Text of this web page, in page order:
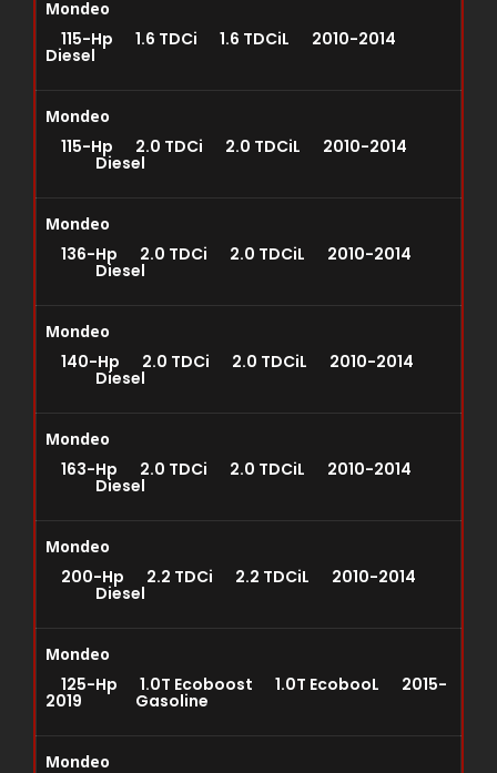
Mondeo
115-Hp 1.6 TDCi 1.6 TDCiL 2010-2014
Diesel
Mondeo
115-Hp 2.0 TDCi 2.0 TDCiL 2010-2014
Diesel
Mondeo
136-Hp 2.0 TDCi 2.0 TDCiL 2010-2014
Diesel
Mondeo
140-Hp 2.0 TDCi 2.0 TDCiL 2010-2014
Diesel
Mondeo
163-Hp 2.0 TDCi 2.0 TDCiL 2010-2014
Diesel
Mondeo
200-Hp 2.2 TDCi 2.2 TDCiL 2010-2014
Diesel
Mondeo
125-Hp 1.0T Ecoboost 1.0T EcobooL 2015-
2019 Gasoline
Mondeo